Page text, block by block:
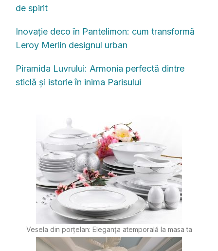
de spirit
Inovație deco în Pantelimon: cum transformă
Leroy Merlin designul urban
Piramida Luvrului: Armonia perfectă dintre
sticlă și istorie în inima Parisului
Vesela din porțelan: Eleganța atemporală la masa ta